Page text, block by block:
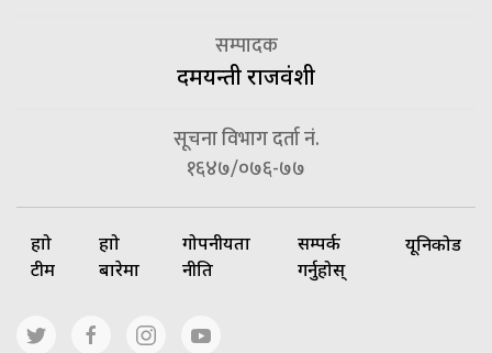
सम्पादक
दमयन्ती राजवंशी
सूचना विभाग दर्ता नं.
१६४७/०७६-७७
हाम्रो
टीम
हाम्रो
बारेमा
गोपनीयता
नीति
सम्पर्क
गर्नुहोस्
यूनिकोड